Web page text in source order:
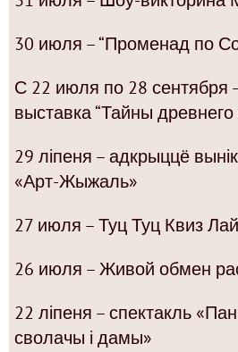
30 июля – “Променад по
С 22 июля по 28 сентября
выставка “Тайны древнего
29 ліпеня – адкрыццё
«Арт-Жыжаль»
27 июля – Туц Туц Квиз
26 июля – Живой обмен
22 ліпеня – спектакль
сволачы і дамы»